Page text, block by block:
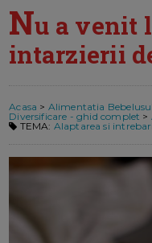
Nu a venit
intarzierii
Acasa > Alimentatia
Diversificare - ghid complet >
TEMA: Alaptarea si